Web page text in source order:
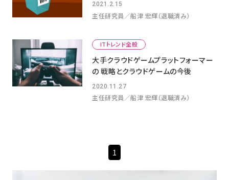
2021.2.15
主任研究員／船津 宏輝（退職済み）
ITトレンド全般
大手クラウドゲームプラットフォーマー
の 戦略とクラウドゲームの今後
2020.11.27
主任研究員／船津 宏輝（退職済み）
1